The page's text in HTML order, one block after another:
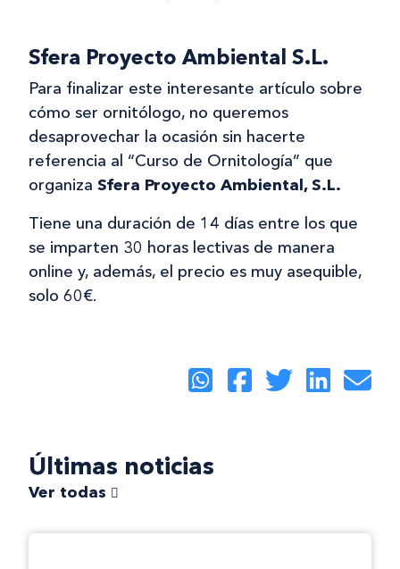
Sfera Proyecto Ambiental S.L.
Para finalizar este interesante artículo sobre
cómo ser ornitólogo, no queremos
desaprovechar la ocasión sin hacerte
referencia al “Curso de Ornitología” que
organiza Sfera Proyecto Ambiental, S.L.
Tiene una duración de 14 días entre los que
se imparten 30 horas lectivas de manera
online y, además, el precio es muy asequible,
solo 60€.
Últimas noticias
Ver todas